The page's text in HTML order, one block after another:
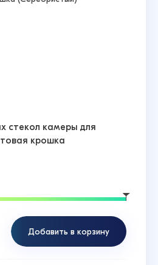
стекол камеры для
крошка
Добавить в корзину